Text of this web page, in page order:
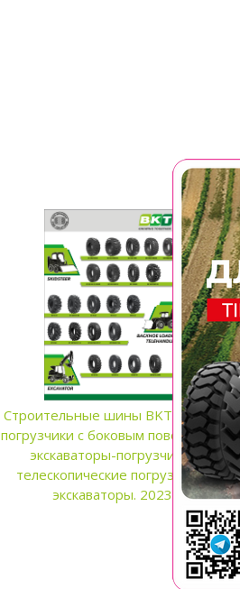
Строительные шины BKT. Мини-
погрузчики с боковым поворотом,
экскаваторы-погрузчики/
телескопические погрузчики,
экскаваторы. 2023